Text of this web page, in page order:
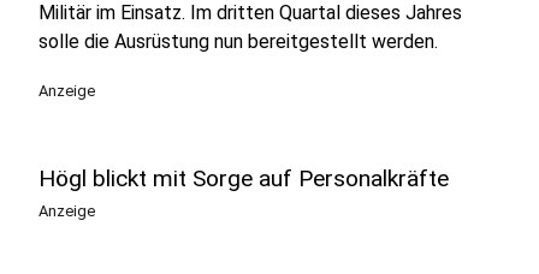
Militär im Einsatz. Im dritten Quartal dieses Jahres
solle die Ausrüstung nun bereitgestellt werden.
Anzeige
Högl blickt mit Sorge auf Personalkräfte
Anzeige